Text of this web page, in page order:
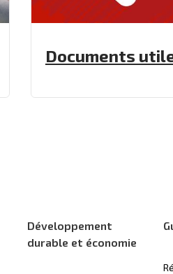
Documents
Développement
durable et économie